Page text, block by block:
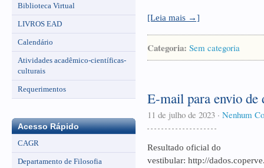
Biblioteca Virtual
LIVROS EAD
Calendário
Atividades acadêmico-científicas-
culturais
Requerimentos
Acesso Rápido
CAGR
Departamento de Filosofia
[Leia mais →]
Categoria: Sem categoria
E-mail para envio de
11 de julho de 2023 · Nenhum
Resultado oficial do
vestibular: http://